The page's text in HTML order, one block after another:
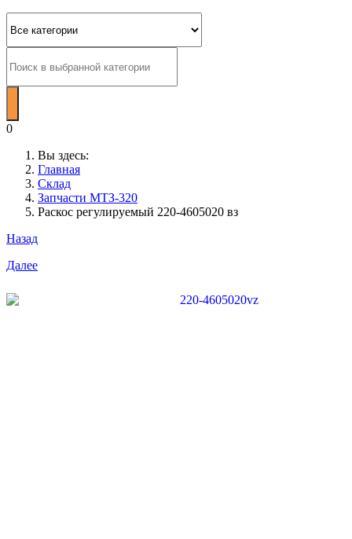
0
Вы здесь:
Главная
Склад
Запчасти МТЗ-320
Раскос регулируемый 220-4605020 вз
Назад
Далее